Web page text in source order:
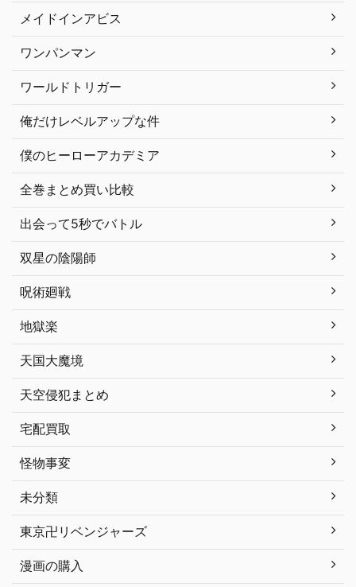
メイドインアビス
ワンパンマン
ワールドトリガー
俺だけレベルアップな件
僕のヒーローアカデミア
全巻まとめ買い比較
出会って5秒でバトル
双星の陰陽師
呪術廻戦
地獄楽
天国大魔境
天空侵犯まとめ
宅配買取
怪物事変
未分類
東京卍リベンジャーズ
漫画の購入